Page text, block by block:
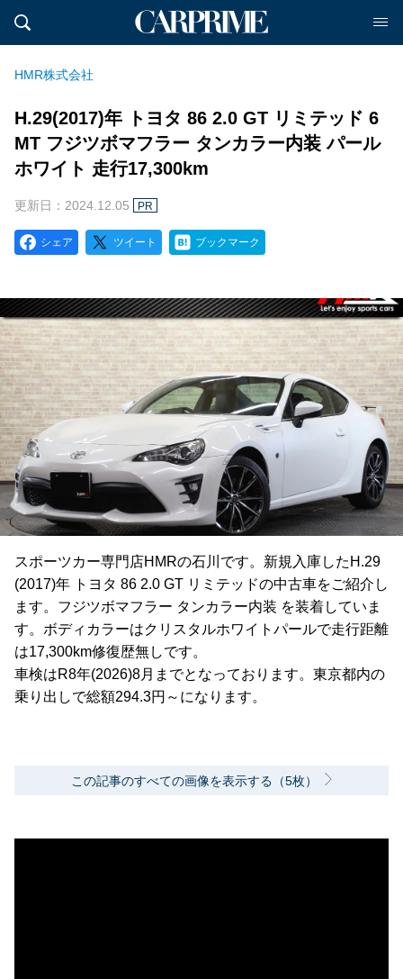
HMR株式会社
H.29(2017)年 トヨタ 86 2.0 GT リミテッド 6
MT フジツボマフラー タンカラー内装 パール
ホワイト 走行17,300km
更新日：2024.12.05 PR
シェア ツイート ブックマーク
スポーツカー専門店HMRの石川です。新規入庫したH.29
(2017)年 トヨタ 86 2.0 GT リミテッドの中古車をご紹介し
ます。フジツボマフラー タンカラー内装 を装着していま
す。ボディカラーはクリスタルホワイトパールで走行距離
は17,300km修復歴無しです。
車検はR8年(2026)8月までとなっております。東京都内の
乗り出しで総額294.3円～になります。
この記事のすべての画像を表示する（5枚）